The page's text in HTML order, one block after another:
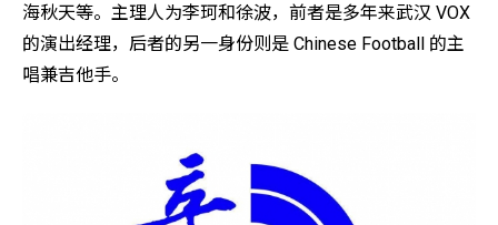
海秋天等。主理人为李珂和徐波，前者是多年来武汉 VOX
的演出经理，后者的另一身份则是 Chinese Football 的主
唱兼吉他手。